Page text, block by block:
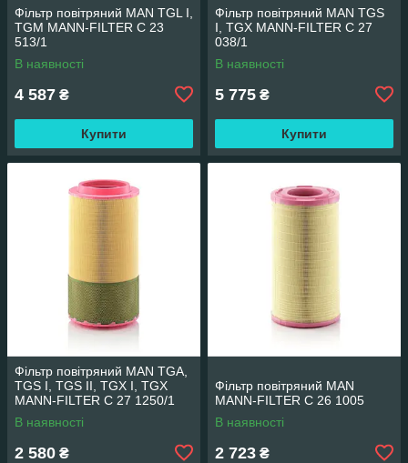
Фільтр повітряний MAN TGL I,
TGM MANN-FILTER C 23
513/1
В наявності
4 587 ₴
Купити
Фільтр повітряний MAN TGS
I, TGX MANN-FILTER C 27
038/1
В наявності
5 775 ₴
Купити
Фільтр повітряний MAN TGA,
TGS I, TGS II, TGX I, TGX
MANN-FILTER C 27 1250/1
В наявності
2 580 ₴
Фільтр повітряний MAN
MANN-FILTER C 26 1005
В наявності
2 723 ₴